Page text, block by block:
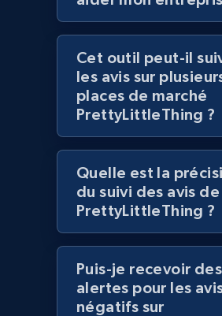
Lowes.com
URL, Domain, Marketplace pn,
Model number, Gtin ean pn,
Lowes.com - Gather data on
specified keywords
URL, Domain, Marketplace pn,
Model number, Gtin ean pn,
Cet outil peut-il
les avis sur
places de marché
PrettyLittleThing ?
Quelle est la
du suivi des avis de
PrettyLittleThing ?
Puis-je recevoir des
alertes pour les
négatifs sur